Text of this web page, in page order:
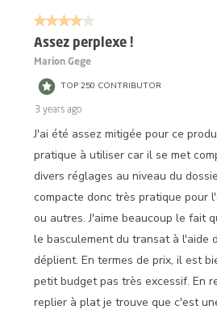
4 out of 5 stars.
Assez perplexe !
Marion Gege
TOP 250 CONTRIBUTOR
3 years ago
J'ai été assez mitigée pour ce
pratique à utiliser car il se met
divers réglages au niveau du
compacte donc très pratique pour
ou autres. J'aime beaucoup le fait
le basculement du transat à l'aide
déplient. En termes de prix, il est
petit budget pas très excessif. En
replier à plat je trouve que c'est